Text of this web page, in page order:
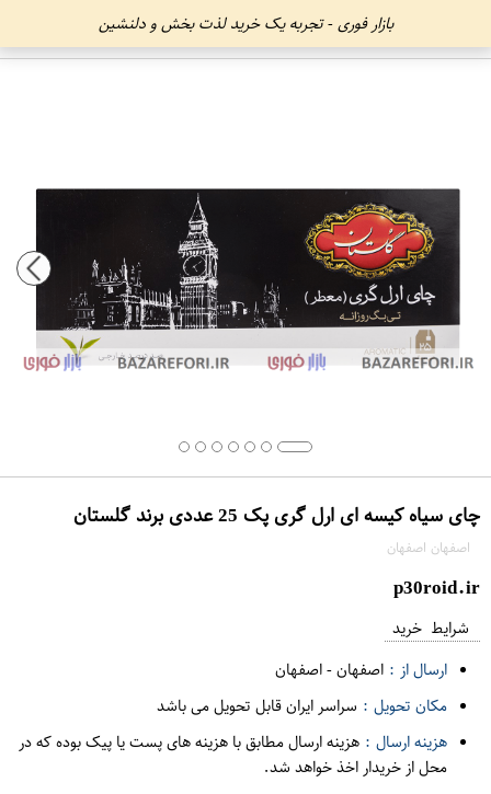
بازار فوری - تجربه یک خرید لذت بخش و دلنشین
چای سیاه کیسه ای ارل گری پک 25 عددی برند گلستان
اصفهان اصفهان
p30roid.ir
شرایط خرید
ارسال از : اصفهان-اصفهان
مکان تحویل : سراسر ایران قابل تحویل می باشد
هزینه ارسال : هزینه ارسال مطابق با هزینه های پست یا پیک بوده که در
محل از خریدار اخذ خواهد شد.